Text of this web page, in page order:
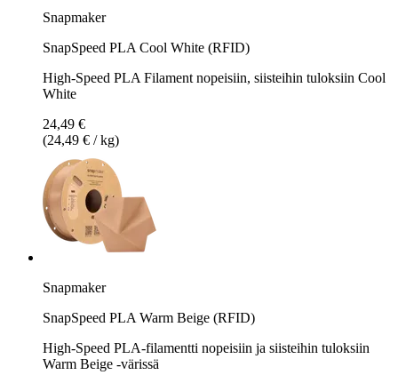
Snapmaker
SnapSpeed PLA Cool White (RFID)
High-Speed PLA Filament nopeisiin, siisteihin tuloksiin Cool
White
24,49 €
(24,49 € / kg)
Snapmaker
SnapSpeed PLA Warm Beige (RFID)
High-Speed PLA-filamentti nopeisiin ja siisteihin tuloksiin
Warm Beige -värissä